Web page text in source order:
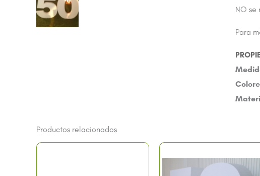
NO se
Para
Productos relacionados